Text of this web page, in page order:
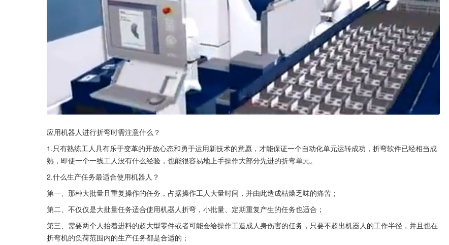
应用机器人进行折弯时需注意什么？
1.只有熟练工人具有乐于变革的开放心态和勇于运用新技术的意愿，才能保证一个自动化单元运转成功，折弯软件已经相当成
熟，即使一个一线工人没有什么经验，也能很容易地上手操作大部分先进的折弯单元。
2.什么生产任务最适合使用机器人？
第一、那种大批量且重复操作的任务，占据操作工人大量时间，并由此造成枯燥乏味的痛苦；
第二、不仅仅是大批量任务适合使用机器人折弯，小批量、定期重复产生的任务也适合；
第三、需要两个人抬着进料的超大型零件或者可能会给操作工造成人身伤害的任务，只要不超出机器人的工作半径，并且也在
折弯机的负荷范围内的生产任务都是合适的；